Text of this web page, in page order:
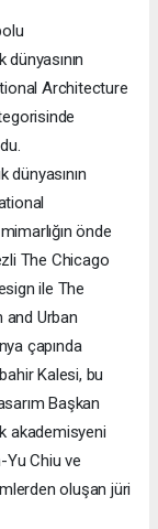
dünyasının
Architecture
dünyasının
önde
The Chicago
ile The
Urban
çapında
Kalesi, bu
Başkan
akademisyeni
Yu Chiu ve
oluşan jüri